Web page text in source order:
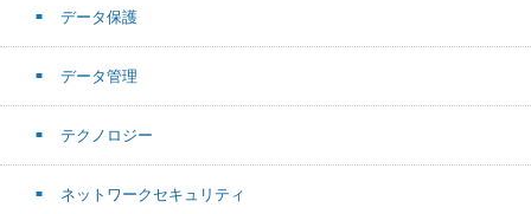
データ保護
データ管理
テクノロジー
ネットワークセキュリティ